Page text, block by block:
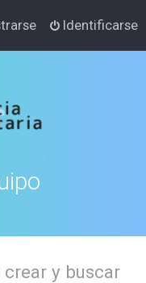
Identificarse
y buscar